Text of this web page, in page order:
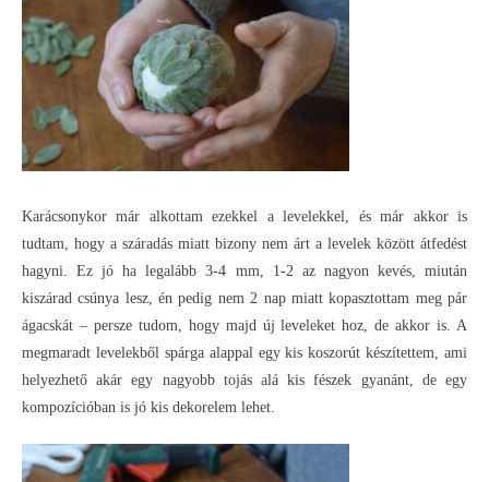
Karácsonykor már alkottam ezekkel a levelekkel, és már akkor is
tudtam, hogy a száradás miatt bizony nem árt a levelek között átfedést
hagyni. Ez jó ha legalább 3-4 mm, 1-2 az nagyon kevés, miután
kiszárad csúnya lesz, én pedig nem 2 nap miatt kopasztottam meg pár
ágacskát – persze tudom, hogy majd új leveleket hoz, de akkor is. A
megmaradt levelekből spárga alappal egy kis koszorút készítettem, ami
helyezhető akár egy nagyobb tojás alá kis fészek gyanánt, de egy
kompozícióban is jó kis dekorelem lehet.